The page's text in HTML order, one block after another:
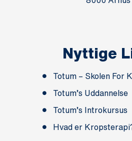
Nyttige
Totum – Skolen For
Totum’s Uddannelse
Totum’s Introkursus
Hvad er